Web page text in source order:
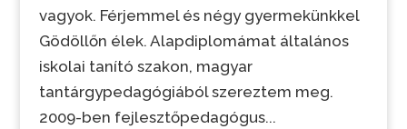
vagyok. Férjemmel és négy gyermekünkkel
Gödöllőn élek. Alapdiplomámat általános
iskolai tanító szakon, magyar
tantárgypedagógiából szereztem meg.
2009-ben fejlesztőpedagógus...